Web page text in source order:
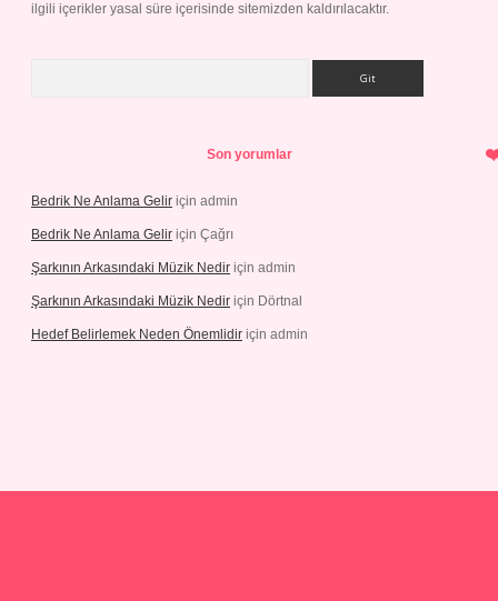
ilgili içerikler yasal süre içerisinde sitemizden kaldırılacaktır.
Son yorumlar
Bedrik Ne Anlama Gelir için admin
Bedrik Ne Anlama Gelir için Çağrı
Şarkının Arkasındaki Müzik Nedir için admin
Şarkının Arkasındaki Müzik Nedir için Dörtnal
Hedef Belirlemek Neden Önemlidir için admin